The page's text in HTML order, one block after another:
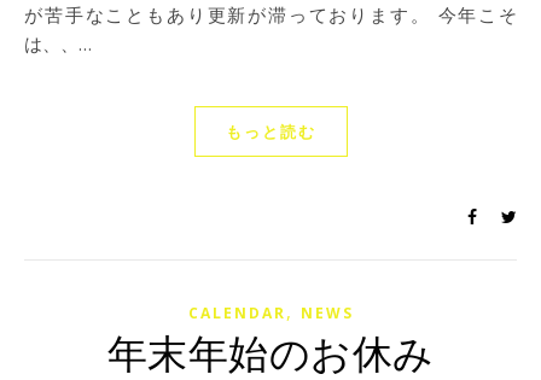
が苦手なこともあり更新が滞っております。 今年こそ
は、、…
もっと読む
CALENDAR, NEWS
年末年始のお休み